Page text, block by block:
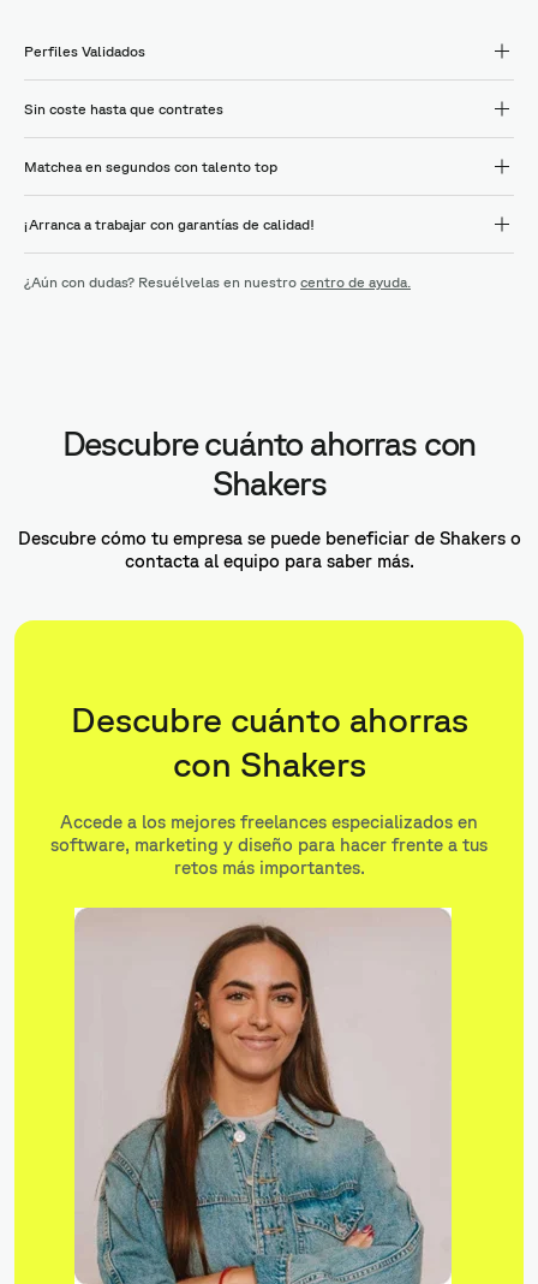
Perfiles Validados
Sin coste hasta que contrates
Matchea en segundos con talento top
¡Arranca a trabajar con garantías de calidad!
¿Aún con dudas? Resuélvelas en nuestro centro de ayuda.
Descubre cuánto ahorras con
Shakers
Descubre cómo tu empresa se puede beneficiar de Shakers o
contacta al equipo para saber más.
Descubre cuánto ahorras
con Shakers
Accede a los mejores freelances especializados en
software, marketing y diseño para hacer frente a tus
retos más importantes.